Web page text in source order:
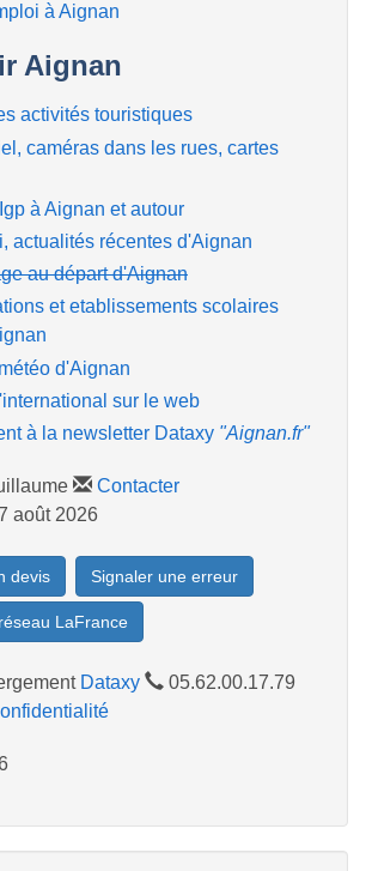
à Aignan
Aignan
activités touristiques
caméras dans les rues, cartes
à Aignan et autour
actualités récentes d'Aignan
au départ d'Aignan
et etablissements scolaires
d'Aignan
sur le web
à la newsletter Dataxy "Aignan.fr"
Contacter
août 2026
devis Signaler une erreur
LaFrance
Dataxy
05.62.00.17.79